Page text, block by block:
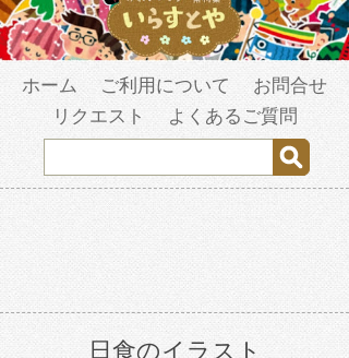
ホーム ご利用について
お問合せ
リクエスト
よくあるご質問
日食のイラスト